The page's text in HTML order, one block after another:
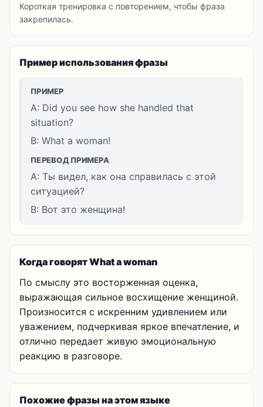
Короткая тренировка с повторением, чтобы фраза
закрепилась.
Пример использования фразы
ПРИМЕР
A: Did you see how she handled that
situation?
B: What a woman!
ПЕРЕВОД ПРИМЕРА
A: Ты видел, как она справилась с этой
ситуацией?
B: Вот это женщина!
Когда говорят What a woman
По смыслу это восторженная оценка,
выражающая сильное восхищение женщиной.
Произносится с искренним удивлением или
уважением, подчеркивая яркое впечатление, и
отлично передает живую эмоциональную
реакцию в разговоре.
Похожие фразы на этом языке